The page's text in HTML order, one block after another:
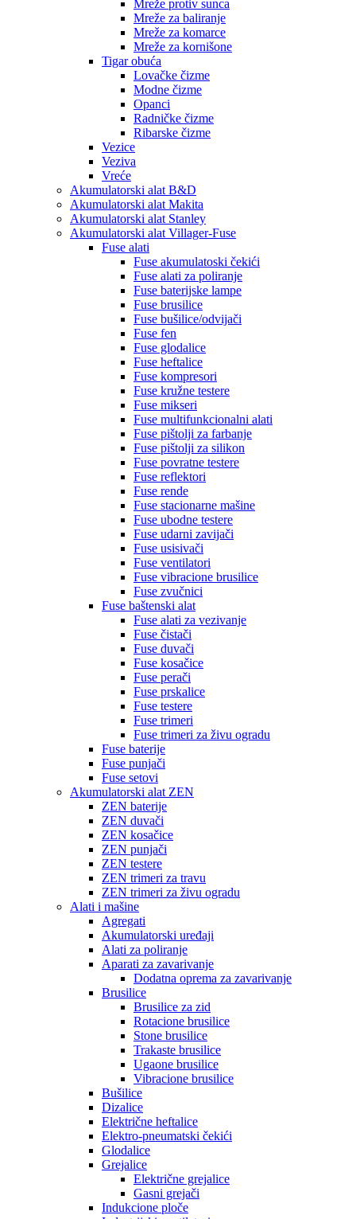
Mreže protiv sunca
Mreže za baliranje
Mreže za komarce
Mreže za kornišone
Tigar obuća
Lovačke čizme
Modne čizme
Opanci
Radničke čizme
Ribarske čizme
Vezice
Veziva
Vreće
Akumulatorski alat B&D
Akumulatorski alat Makita
Akumulatorski alat Stanley
Akumulatorski alat Villager-Fuse
Fuse alati
Fuse akumulatoski čekići
Fuse alati za poliranje
Fuse baterijske lampe
Fuse brusilice
Fuse bušilice/odvijači
Fuse fen
Fuse glodalice
Fuse heftalice
Fuse kompresori
Fuse kružne testere
Fuse mikseri
Fuse multifunkcionalni alati
Fuse pištolji za farbanje
Fuse pištolji za silikon
Fuse povratne testere
Fuse reflektori
Fuse rende
Fuse stacionarne mašine
Fuse ubodne testere
Fuse udarni zavijači
Fuse usisivači
Fuse ventilatori
Fuse vibracione brusilice
Fuse zvučnici
Fuse baštenski alat
Fuse alati za vezivanje
Fuse čistači
Fuse duvači
Fuse kosačice
Fuse perači
Fuse prskalice
Fuse testere
Fuse trimeri
Fuse trimeri za živu ogradu
Fuse baterije
Fuse punjači
Fuse setovi
Akumulatorski alat ZEN
ZEN baterije
ZEN duvači
ZEN kosačice
ZEN punjači
ZEN testere
ZEN trimeri za travu
ZEN trimeri za živu ogradu
Alati i mašine
Agregati
Akumulatorski uređaji
Alati za poliranje
Aparati za zavarivanje
Dodatna oprema za zavarivanje
Brusilice
Brusilice za zid
Rotacione brusilice
Stone brusilice
Trakaste brusilice
Ugaone brusilice
Vibracione brusilice
Bušilice
Dizalice
Električne heftalice
Elektro-pneumatski čekići
Glodalice
Grejalice
Električne grejalice
Gasni grejači
Indukcione ploče